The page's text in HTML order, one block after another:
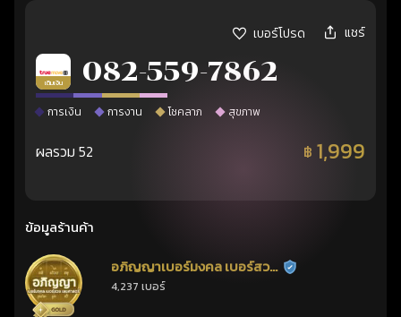
เบอร์โปรด แชร์
เติมเงิน 082-559-7862
การเงิน การงาน โชคลาภ สุขภาพ
ผลรวม 52 ฿ 1,999
ข้อมูลร้านค้า
อภิญญาเบอร์มงคล เบอร์สวย
เลขศาสตร์
ร้านยืนยันแล้ว
4,237 เบอร์